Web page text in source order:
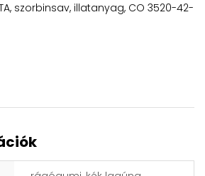
szorbinsav, illatanyag, CO 3520-42-